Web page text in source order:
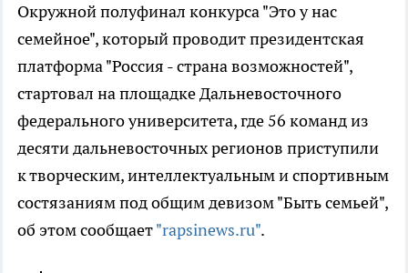
Окружной полуфинал конкурса "Это у нас
семейное", который проводит президентская
платформа "Россия - страна возможностей",
стартовал на площадке Дальневосточного
федерального университета, где 56 команд из
десяти дальневосточных регионов приступили
к творческим, интеллектуальным и спортивным
состязаниям под общим девизом "Быть семьей",
об этом сообщает"rapsinews.ru".